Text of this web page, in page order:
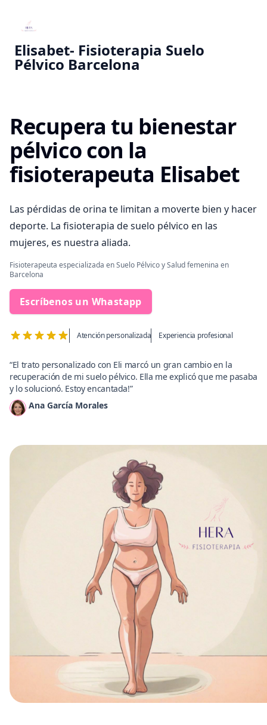
Elisabet- Fisioterapia Suelo
Pélvico Barcelona
Recupera tu bienestar
pélvico con la
fisioterapeuta Elisabet
Las pérdidas de orina te limitan a moverte bien y hacer
deporte. La fisioterapia de suelo pélvico en las
mujeres, es nuestra aliada.
Fisioterapeuta especializada en Suelo Pélvico y Salud femenina en
Barcelona
Escríbenos un Whastapp
Atención personalizada Experiencia profesional
“El trato personalizado con Eli marcó un gran cambio en la
recuperación de mi suelo pélvico. Ella me explicó que me pasaba
y lo solucionó. Estoy encantada!”
Ana García Morales